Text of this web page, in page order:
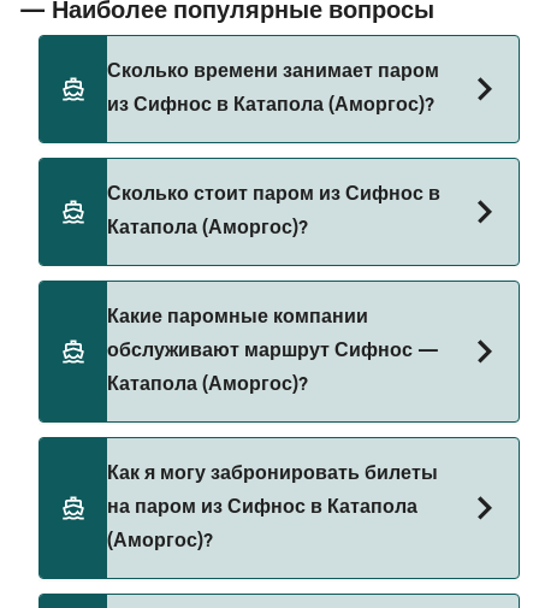
— Наиболее популярные вопросы
Сколько времени занимает паром
из Сифнос в Катапола (Аморгос)?
Катапола (Аморгос) составляет примерно 4 ч 20
мин. Длительность рейса может меняться в
зависимости от сезона и оператора, поэтому
информацию через наш Поиск Сделок.
Сколько стоит паром из Сифнос в
Катапола (Аморгос)?
сезона. Средняя цена парома из Сифнос в
Катапола (Аморгос) составляет 204₽. Цена
указана без учета сборов за бронирование.
Какие паромные компании
обслуживают маршрут Сифнос —
Катапола (Аморгос)?
Как я могу забронировать билеты
на паром из Сифнос в Катапола
(Аморгос)?